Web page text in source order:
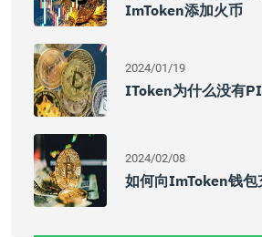
ImToken添加火币
2024/01/19
IToken为什么没有
2024/02/08
如何向imToken钱包